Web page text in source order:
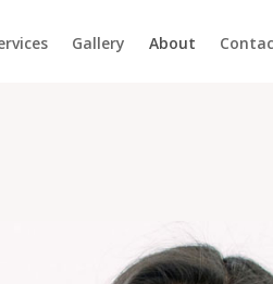
Gallery About